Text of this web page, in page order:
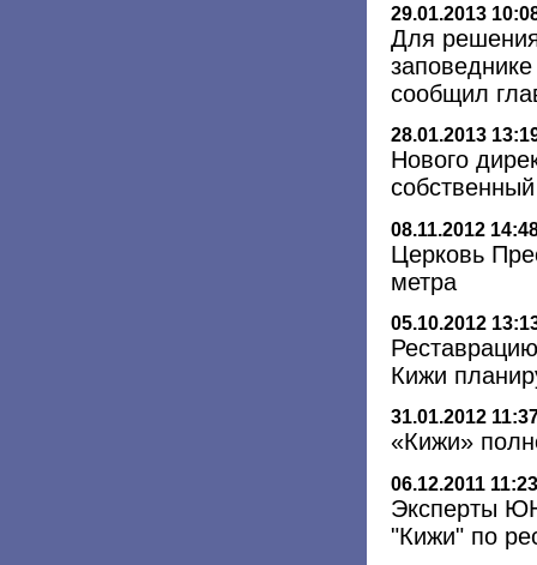
29.01.2013
Для
сообщил
28.01.2013
Нового
08.11.2012
Церковь
метра
05.10.2012
Кижи
31.01.2012
«Кижи»
06.12.2011 11:23
Эксперты
"Кижи" по